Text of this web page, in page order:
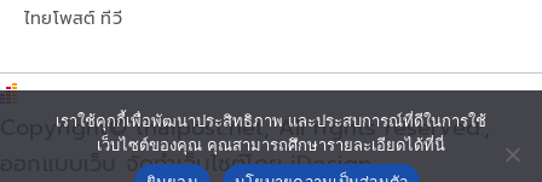
ไทยโพสต์ ทีวี
Copyright© thaipost.net, All rights reserved.,
ออกแบบเว็บ จัดทำเว็บไซต์โดย iDesign
เราใช้คุกกี้เพื่อพัฒนาประสิทธิภาพ และประสบการณ์ที่ดีในการใช้
เว็บไซต์ของคุณ คุณสามารถศึกษารายละเอียดได้ที่นี่